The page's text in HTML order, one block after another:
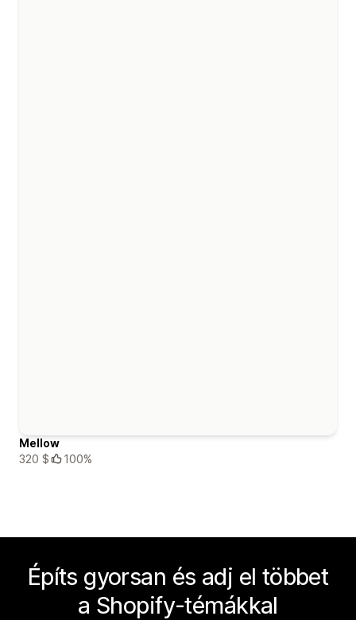
Mellow
320 $
100%
Építs gyorsan és adj el többet
a Shopify-témákkal